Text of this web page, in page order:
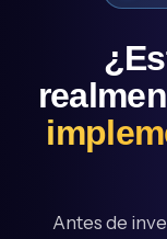
Antes de